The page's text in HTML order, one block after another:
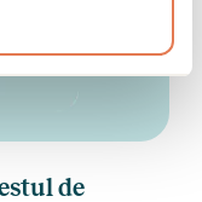
de